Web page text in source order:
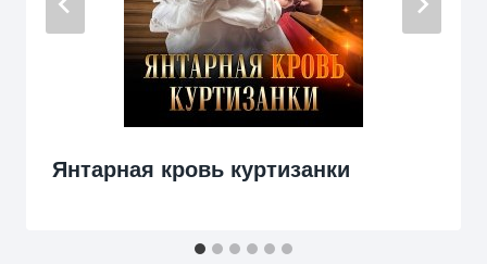
Янтарная кровь куртизанки